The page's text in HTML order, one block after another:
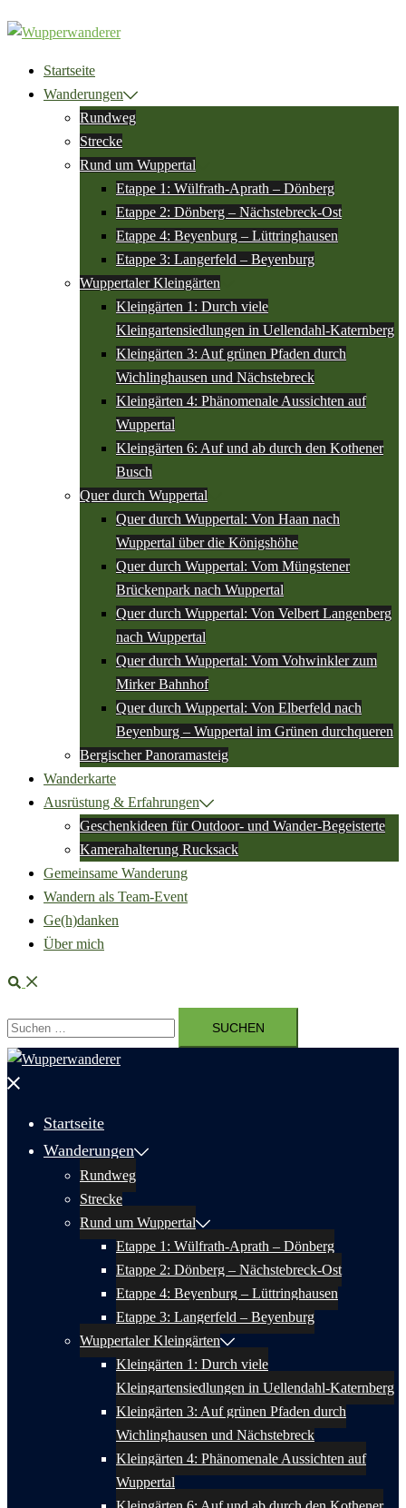
Zum
Inhalt
springenStartseite
Wanderungen
Rundweg
Strecke
Rund um Wuppertal
Etappe 1: Wülfrath-Aprath – Dönberg
Etappe 2: Dönberg – Nächstebreck-Ost
Etappe 4: Beyenburg – Lüttringhausen
Etappe 3: Langerfeld – Beyenburg
Wuppertaler Kleingärten
Kleingärten 1: Durch viele
Kleingartensiedlungen in Uellendahl-Katernberg
Kleingärten 3: Auf grünen Pfaden durch
Wichlinghausen und Nächstebreck
Kleingärten 4: Phänomenale Aussichten auf
Wuppertal
Kleingärten 6: Auf und ab durch den Kothener
Busch
Quer durch Wuppertal
Quer durch Wuppertal: Von Haan nach
Wuppertal über die Königshöhe
Quer durch Wuppertal: Vom Müngstener
Brückenpark nach Wuppertal
Quer durch Wuppertal: Von Velbert Langenberg
nach Wuppertal
Quer durch Wuppertal: Vom Vohwinkler zum
Mirker Bahnhof
Quer durch Wuppertal: Von Elberfeld nach
Beyenburg – Wuppertal im Grünen durchqueren
Bergischer Panoramasteig
Wanderkarte
Ausrüstung & Erfahrungen
Geschenkideen für Outdoor- und Wander-Begeisterte
Kamerahalterung Rucksack
Gemeinsame Wanderung
Wandern als Team-Event
Ge(h)danken
Über mich
Suche
Suchen
nach:
Menü
Startseite
Wanderungen
Rundweg
Strecke
Rund um Wuppertal
Etappe 1: Wülfrath-Aprath – Dönberg
Etappe 2: Dönberg – Nächstebreck-Ost
Etappe 4: Beyenburg – Lüttringhausen
Etappe 3: Langerfeld – Beyenburg
Wuppertaler Kleingärten
Kleingärten 1: Durch viele
Kleingartensiedlungen in Uellendahl-Katernberg
Kleingärten 3: Auf grünen Pfaden durch
Wichlinghausen und Nächstebreck
Kleingärten 4: Phänomenale Aussichten auf
Wuppertal